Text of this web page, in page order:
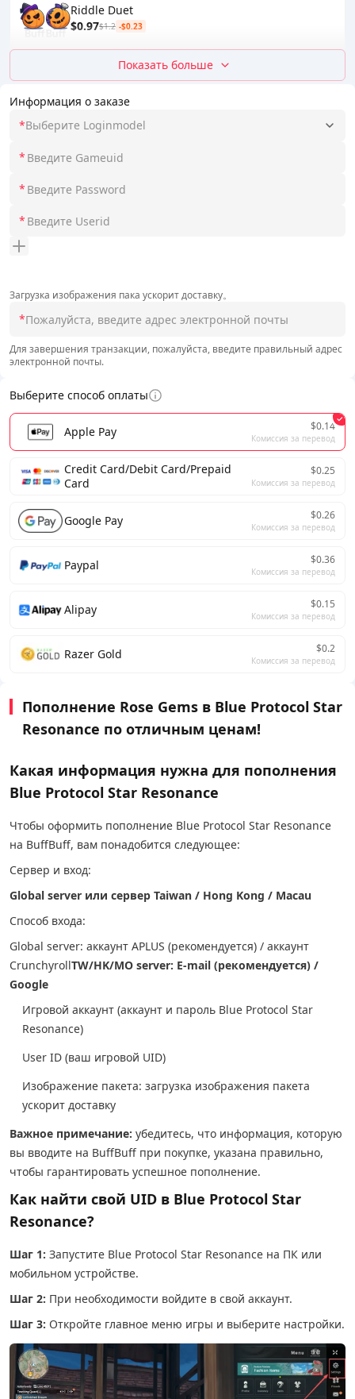
Информация о заказе
*Выберите Loginmodel
*
*
*
Загрузка изображения пака ускорит доставку。
*
Для завершения транзакции, пожалуйста, введите правильный адрес
электронной почты.
Выберите способ оплаты
Apple Pay $0.14
Комиссия за перевод
Credit Card/Debit Card/Prepaid
Card
$0.25
Комиссия за перевод
Google Pay $0.26
Комиссия за перевод
Paypal $0.36
Комиссия за перевод
Alipay $0.15
Комиссия за перевод
Razer Gold $0.2
Комиссия за перевод
Riddle Duet
$0.97$1.2 -$0.23
Показать больше
Пополнение Rose Gems в Blue Protocol Star
Resonance по отличным ценам!
Какая информация нужна для пополнения
Blue Protocol Star Resonance
Чтобы оформить пополнение Blue Protocol Star Resonance
на BuffBuff, вам понадобится следующее:
Сервер и вход:
Global server или сервер Taiwan / Hong Kong / Macau
Способ входа:
Global server: аккаунт APLUS (рекомендуется) / аккаунт
CrunchyrollTW/HK/MO server: E-mail (рекомендуется) /
Google
Игровой аккаунт (аккаунт и пароль Blue Protocol Star
Resonance)
User ID (ваш игровой UID)
Изображение пакета: загрузка изображения пакета
ускорит доставку
Важное примечание: убедитесь, что информация, которую
вы вводите на BuffBuff при покупке, указана правильно,
чтобы гарантировать успешное пополнение.
Как найти свой UID в Blue Protocol Star
Resonance?
Шаг 1: Запустите Blue Protocol Star Resonance на ПК или
мобильном устройстве.
Шаг 2: При необходимости войдите в свой аккаунт.
Шаг 3: Откройте главное меню игры и выберите настройки.